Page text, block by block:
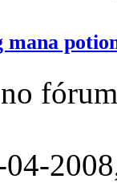
mana
04-